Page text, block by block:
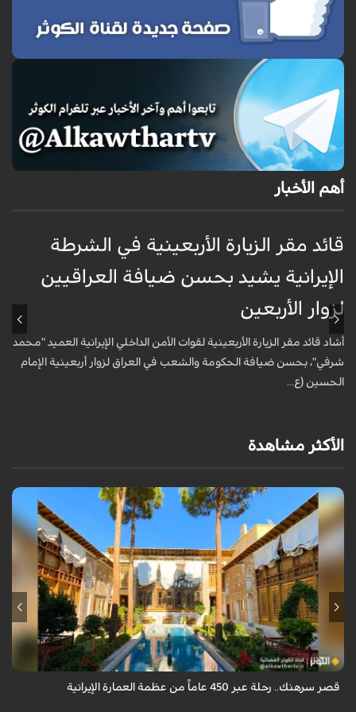
أهم الأخبار
قائد مقر الزيارة الأربعينية في الشرطة
الإيرانية يشيد بحسن ضيافة العراقيين
لزوار الأربعين
أشاد قائد مقر الزيارة الأربعينية لقوات الأمن الداخلي الإيرانية العميد "محمد
شرفي"، بحسن ضيافة الحكومة والشعب في العراق لزوار أربعينية الإمام
الحسين (ع...
الأكثر مشاهدة
يقع قصر سرهنك في أصفهان، الذي يمتد عمره إلى 450 عاماً، ليكون سرداً حياً
لأربعة عصور تاريخية وشاهداً على عبق العمارة الإيرانية.
قصر سرهنك.. رحلة عبر 450 عاماً من عظمة العمارة الإيرانية